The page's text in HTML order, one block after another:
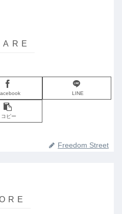
LINE
コピー
Freedom Street